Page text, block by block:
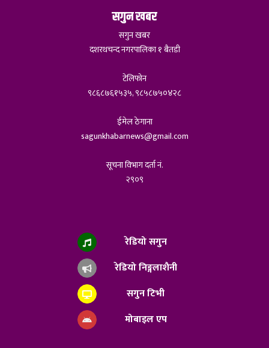
सगुन खबर
सगुन खबर
दशरथचन्द नगरपालिका १ बैतडी
टेलिफोन
९८६८७६१५३५, ९८५८७५०४२८
ईमेल ठेगाना
sagunkhabarnews@gmail.com
सूचना विभाग दर्ता नं.
२९०९
रेडियो सगुन
रेडियो निङ्गलाशैनी
सगुन टिभी
मोबाइल एप